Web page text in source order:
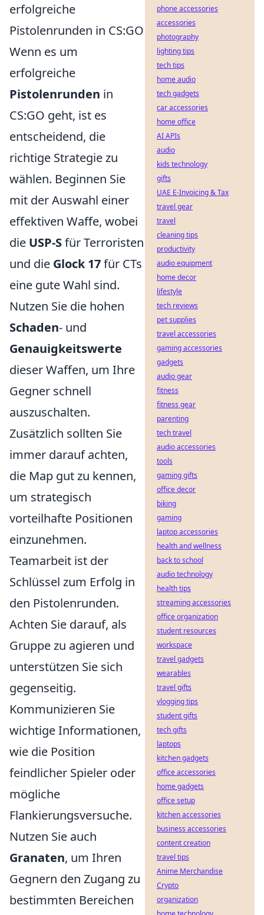
erfolgreiche
Pistolenrunden in CS:GO
Wenn es um
erfolgreiche
Pistolenrunden in
CS:GO geht, ist es
entscheidend, die
richtige Strategie zu
wählen. Beginnen Sie
mit der Auswahl einer
effektiven Waffe, wobei
die USP-Sfür Terroristen
und die Glock 17für CTs
eine gute Wahl sind.
Nutzen Sie die hohen
Schaden- und
Genauigkeitswerte
dieser Waffen, um Ihre
Gegner schnell
auszuschalten.
Zusätzlich sollten Sie
immer darauf achten,
die Map gut zu kennen,
um strategisch
vorteilhafte Positionen
einzunehmen.
Teamarbeit ist der
Schlüssel zum Erfolg in
den Pistolenrunden.
Achten Sie darauf, als
Gruppe zu agieren und
unterstützen Sie sich
gegenseitig.
Kommunizieren Sie
wichtige Informationen,
wie die Position
feindlicher Spieler oder
mögliche
Flankierungsversuche.
Nutzen Sie auch
Granaten, um Ihren
Gegnern den Zugang zu
bestimmten Bereichen
phone accessories
accessories
photography
lighting tips
tech tips
home audio
tech gadgets
car accessories
home office
AI APIs
audio
kids technology
gifts
UAE E-Invoicing & Tax
travel gear
travel
cleaning tips
productivity
audio equipment
home decor
lifestyle
tech reviews
pet supplies
travel accessories
gaming accessories
gadgets
audio gear
fitness
fitness gear
parenting
tech travel
audio accessories
tools
gaming gifts
office decor
biking
gaming
laptop accessories
health and wellness
back to school
audio technology
health tips
streaming accessories
office organization
student resources
workspace
travel gadgets
wearables
travel gifts
vlogging tips
student gifts
tech gifts
laptops
kitchen gadgets
office accessories
home gadgets
office setup
kitchen accessories
business accessories
content creation
travel tips
Anime Merchandise
Crypto
organization